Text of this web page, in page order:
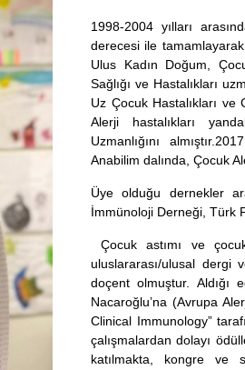
1998-2004 yılları
derecesi ile tamamlayarak
Ulus Kadın Doğum,
Sağlığı ve Hastalıkları
Uz Çocuk Hastalıkları
Alerji hastalıkları
Uzmanlığını
Anabilim dalında, Çocuk
Üye olduğu dernekler
İmmünoloji Derneği, Türk
Çocuk astımı ve
uluslararası/ulusal dergi
doçent olmuştur. Aldığı
Nacaroğlu’na (Avrupa
Clinical Immunology”
çalışmalardan dolayı
katılmakta, kongre ve